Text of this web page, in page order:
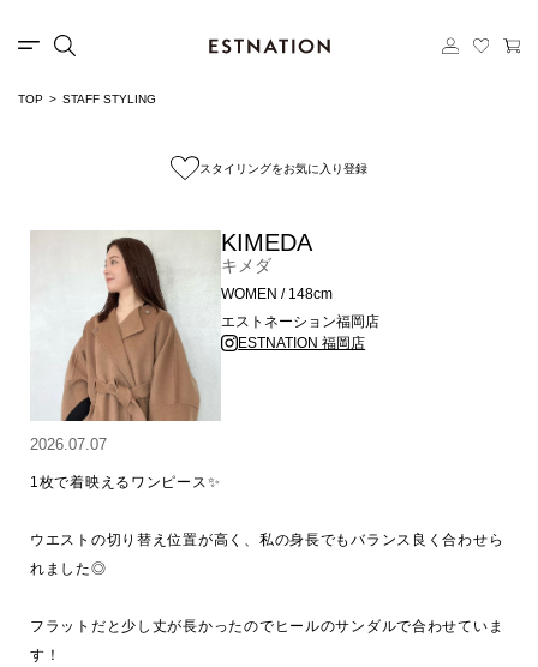
TOP STAFF STYLING
スタイリングをお気に入り登録
KIMEDA
キメダ
WOMEN / 148cm
エストネーション福岡店
ESTNATION 福岡店
2026.07.07
1枚で着映えるワンピース✨
ウエストの切り替え位置が高く、私の身長でもバランス良く合わせら
れました◎
フラットだと少し丈が長かったのでヒールのサンダルで合わせていま
す！